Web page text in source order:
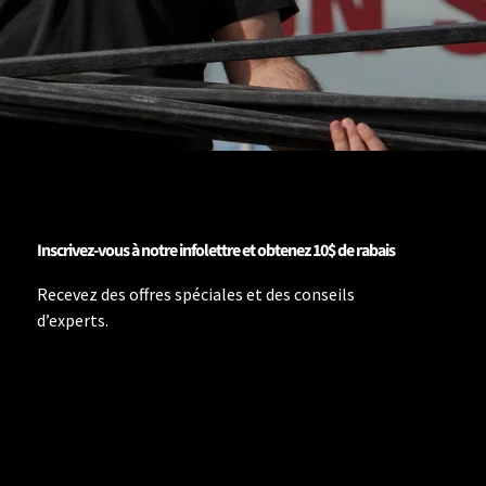
Inscrivez-vous à notre infolettre et obtenez 10$ de rabais
Recevez des offres spéciales et des conseils
d’experts.